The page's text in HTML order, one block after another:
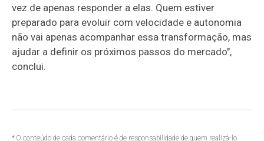
vez de apenas responder a elas. Quem estiver
preparado para evoluir com velocidade e autonomia
não vai apenas acompanhar essa transformação, mas
ajudar a definir os próximos passos do mercado",
conclui.
* O conteúdo de cada comentário é de responsabilidade de quem realizá-lo.